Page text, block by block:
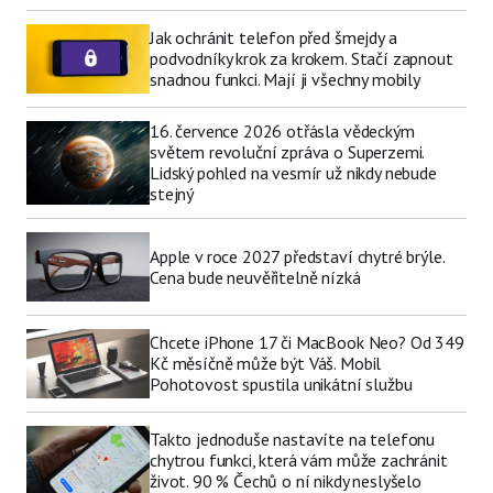
Jak ochránit telefon před šmejdy a
podvodníky krok za krokem. Stačí zapnout
snadnou funkci. Mají ji všechny mobily
16. července 2026 otřásla vědeckým
světem revoluční zpráva o Superzemi.
Lidský pohled na vesmír už nikdy nebude
stejný
Apple v roce 2027 představí chytré brýle.
Cena bude neuvěřitelně nízká
Chcete iPhone 17 či MacBook Neo? Od 349
Kč měsíčně může být Váš. Mobil
Pohotovost spustila unikátní službu
Takto jednoduše nastavíte na telefonu
chytrou funkci, která vám může zachránit
život. 90 % Čechů o ní nikdy neslyšelo